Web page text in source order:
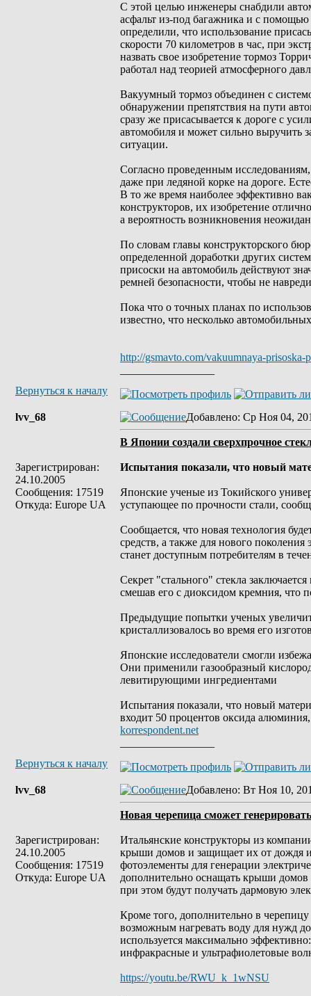
С этой целью инженеры снабдили
асфальт из-под багажника и с
определили, что использование
скорости 70 километров в час, при
назвать свое изобретение тормоз
работал над теорией атмосферного
Вакуумный тормоз объединен с
обнаружении препятствия на пути
сразу же присасывается к дороге с
автомобиля и может сильно выручить
ситуации.
Согласно проведенным
даже при ледяной корке на дороге.
В то же время наиболее эффективно
конструкторов, их изобретение
а вероятность возникновения
По словам главы конструкторского
определенной доработки других
присоски на автомобиль действуют
ремней безопасности, чтобы не
Пока что о точных планах по
известно, что несколько
http://gsmavto.com/vakuumnaya-
Вернуться к началу
lvv_68
Зарегистрирован:
24.10.2005
Сообщения: 17519
Откуда: Europe UA
Добавлено: Ср Ноя 04,
В Японии создали сверхпрочное
Испытания показали, что новый
Японские ученые из Токийского
уступающее по прочности стали,
Сообщается, что новая технология
средств, а также для нового
станет доступным потребителям в
Секрет "стального" стекла
смешав его с диоксидом кремния, что
Предыдущие попытки ученых
кристаллизовалось во время его
Японские исследователи смогли
Они применили газообразный
левитирующими ингредиентами
Испытания показали, что новый
входит 50 процентов оксида
korrespondent.net
Вернуться к началу
lvv_68
Зарегистрирован:
24.10.2005
Сообщения: 17519
Откуда: Europe UA
Добавлено: Вт Ноя 10,
Новая черепица сможет
Итальянские конструкторы из
крыши домов и защищает их от дождя
фотоэлементы для генерации
дополнительно оснащать крыши
при этом будут получать дармовую
Кроме того, дополнительно в
возможным нагревать воду для нужд
используется максимально
инфракрасные и ультрафиолетовые
https://youtu.be/RWU_k_1wNSU